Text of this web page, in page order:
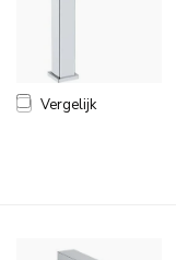
Vergelijk